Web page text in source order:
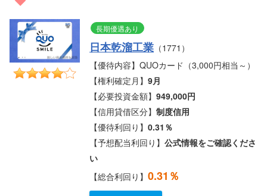
長期優遇あり
日本乾溜工業 （1771）
【優待内容】QUOカード（3,000円相当～）
【権利確定月】9月
【必要投資金額】949,000円
【信用貸借区分】制度信用
【優待利回り】0.31％
【予想配当利回り】公式情報をご確認くださ
い
【総合利回り】0.31％